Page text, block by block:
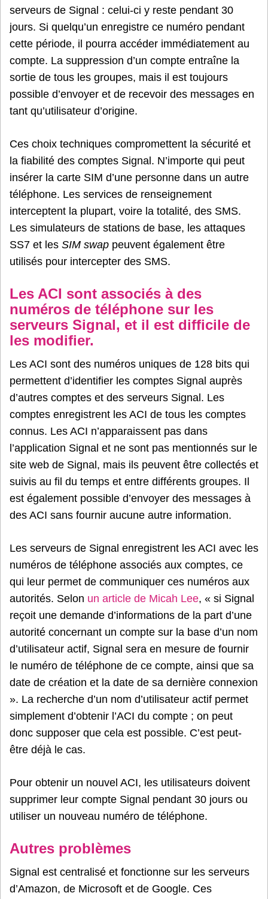
serveurs de Signal : celui-ci y reste pendant 30
jours. Si quelqu’un enregistre ce numéro pendant
cette période, il pourra accéder immédiatement au
compte. La suppression d’un compte entraîne la
sortie de tous les groupes, mais il est toujours
possible d’envoyer et de recevoir des messages en
tant qu’utilisateur d’origine.
Ces choix techniques compromettent la sécurité et
la fiabilité des comptes Signal. N’importe qui peut
insérer la carte SIM d’une personne dans un autre
téléphone. Les services de renseignement
interceptent la plupart, voire la totalité, des SMS.
Les simulateurs de stations de base, les attaques
SS7 et les SIM swap peuvent également être
utilisés pour intercepter des SMS.
Les ACI sont associés à des
numéros de téléphone sur les
serveurs Signal, et il est difficile de
les modifier.
Les ACI sont des numéros uniques de 128 bits qui
permettent d’identifier les comptes Signal auprès
d’autres comptes et des serveurs Signal. Les
comptes enregistrent les ACI de tous les comptes
connus. Les ACI n’apparaissent pas dans
l’application Signal et ne sont pas mentionnés sur le
site web de Signal, mais ils peuvent être collectés et
suivis au fil du temps et entre différents groupes. Il
est également possible d’envoyer des messages à
des ACI sans fournir aucune autre information.
Les serveurs de Signal enregistrent les ACI avec les
numéros de téléphone associés aux comptes, ce
qui leur permet de communiquer ces numéros aux
autorités. Selon un article de Micah Lee, « si Signal
reçoit une demande d’informations de la part d’une
autorité concernant un compte sur la base d’un nom
d’utilisateur actif, Signal sera en mesure de fournir
le numéro de téléphone de ce compte, ainsi que sa
date de création et la date de sa dernière connexion
». La recherche d’un nom d’utilisateur actif permet
simplement d’obtenir l’ACI du compte ; on peut
donc supposer que cela est possible. C’est peut-
être déjà le cas.
Pour obtenir un nouvel ACI, les utilisateurs doivent
supprimer leur compte Signal pendant 30 jours ou
utiliser un nouveau numéro de téléphone.
Autres problèmes
Signal est centralisé et fonctionne sur les serveurs
d’Amazon, de Microsoft et de Google. Ces